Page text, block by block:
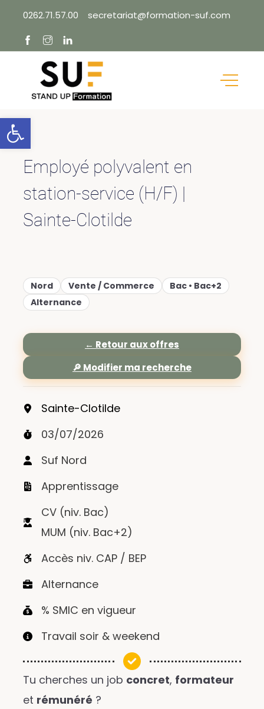
content
0262.71.57.00 secretariat@formation-suf.com
Employé polyvalent en
station-service (H/F) |
Sainte-Clotilde
Nord Vente / Commerce
Bac • Bac+2
Alternance
← Retour aux offres
🔎 Modifier ma recherche
Sainte-Clotilde
03/07/2026
Suf Nord
Apprentissage
CV (niv. Bac)
MUM (niv. Bac+2)
Accès niv. CAP / BEP
Alternance
% SMIC en vigueur
Travail soir & weekend
Tu cherches un job concret, formateur
et rémunéré ?
Ouvrir la barre d’outils